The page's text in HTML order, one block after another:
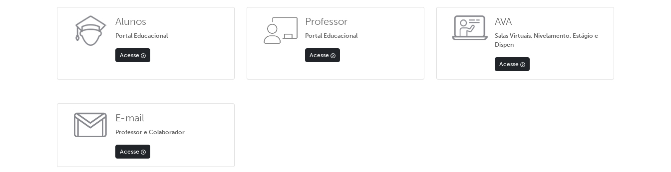
Alunos
Portal Educacional
Acesse
Professor
Portal Educacional
Acesse
AVA
Salas Virtuais, Nivelamento, Estágio e
Dispen
Acesse
E-mail
Professor e Colaborador
Acesse